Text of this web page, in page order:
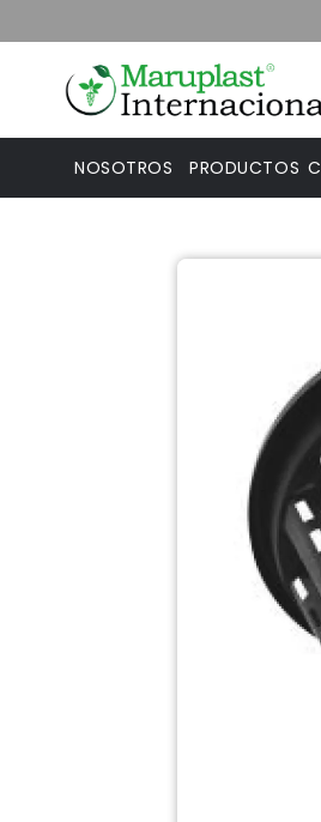
NOSOTROS PRODUCTOS